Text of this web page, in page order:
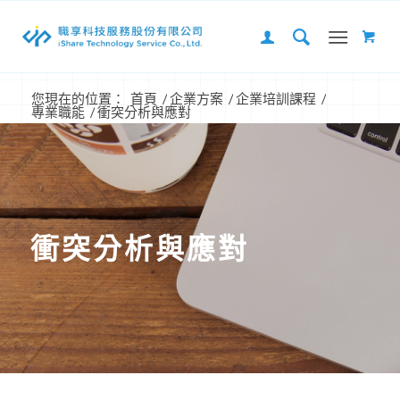
您現在的位置： 首頁 /企業方案 /企業培訓課程 /
專業職能 /衝突分析與應對
衝突分析與應對